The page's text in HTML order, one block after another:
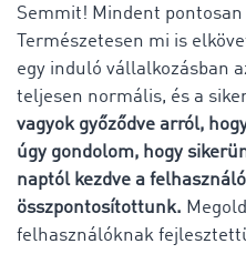
Semmit! Mindent
Természetesen mi is
egy induló vállalkozásban
teljesen normális, és a
vagyok győződve arról,
úgy gondolom, hogy
naptól kezdve a
összpontosítottunk.
felhasználóknak